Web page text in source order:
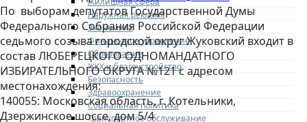
Наружная реклама
Экономика
Финансовое управление
Образование
ЖКХ и благоустройство
Безопасность
Здравоохранение
Социальная политика
Транспортное обслуживание
По выборам депутатов Государственной Думы
Федерального Собрания Российской Федерации
седьмого созыва городской округ Жуковский входит в
состав ЛЮБЕРЕЦКОГО ОДНОМАНДАТНОГО
ИЗБИРАТЕЛЬНОГО ОКРУГА №121 с адресом
местонахождения:
140055: Московская область, г. Котельники,
Дзержинское шоссе, дом 5/4